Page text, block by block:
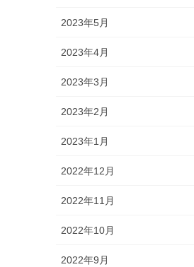
2023年5月
2023年4月
2023年3月
2023年2月
2023年1月
2022年12月
2022年11月
2022年10月
2022年9月